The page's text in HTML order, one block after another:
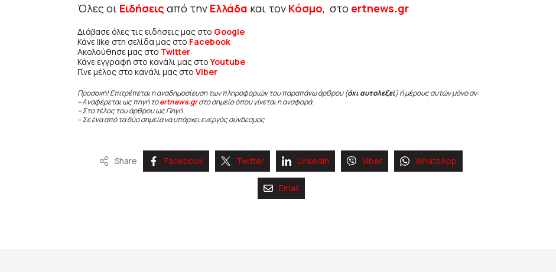
Όλες οι Ειδήσεις από την Ελλάδα και τον Κόσμο, στο ertnews.gr
Διάβασε όλες τις ειδήσεις μας στο Google
Κάνε like στη σελίδα μας στο Facebook
Ακολούθησε μας στο Twitter
Κάνε εγγραφή στο κανάλι μας στοYoutube
Γίνε μέλος στο κανάλι μας στο Viber
Προσοχή! Επιτρέπεται η αναδημοσίευση των πληροφοριών του παραπάνω άρθρου (όχι αυτολεξεί) ή μέρους αυτών μόνο αν:
– Αναφέρεται ως πηγή τοertnews.gr στο σημείο όπου γίνεται η αναφορά.
– Στο τέλος του άρθρου ως Πηγή
– Σε ένα από τα δύο σημεία να υπάρχει ενεργός σύνδεσμος
Share Facebook Twitter Linkedin Viber WhatsApp
Email